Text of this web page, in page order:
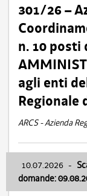
301/26 –
n. 10 posti
agli enti
Regionale
ARCS - Azienda
10.07.2026 -
domande: